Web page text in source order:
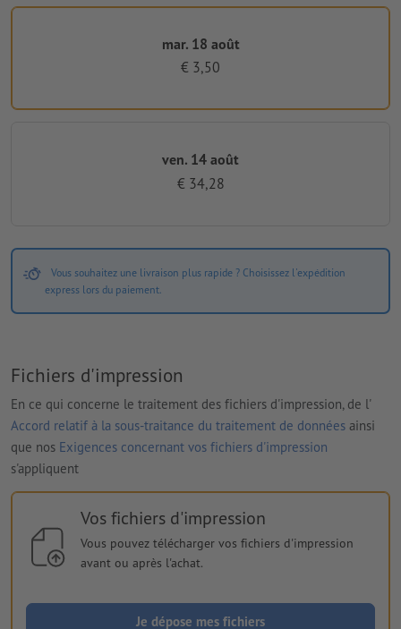
mar. 18 août
€ 3,50
ven. 14 août
€ 34,28
Vous souhaitez une livraison plus rapide ? Choisissez l'expédition
express lors du paiement.
Fichiers d'impression
En ce qui concerne le traitement des fichiers d'impression, de l'
Accord relatif à la sous-traitance du traitement de données ainsi
que nos Exigences concernant vos fichiers d'impression
s'appliquent
Vos fichiers d'impression
Vous pouvez télécharger vos fichiers d'impression
avant ou après l'achat.
Je dépose mes fichiers